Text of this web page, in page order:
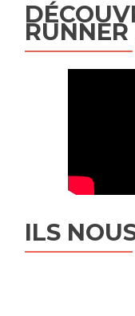
ILS